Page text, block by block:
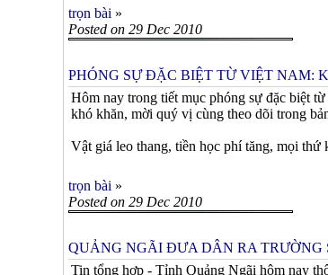
trọn bài »
Posted on 29 Dec 2010
PHÓNG SỰ ĐẶC BIỆT TỪ VIỆT NAM:
Hôm nay trong tiết mục phóng sự đặc biệt
khó khăn, mời quý vị cùng theo dõi trong
Vật giá leo thang, tiền học phí tăng, mọi
trọn bài »
Posted on 29 Dec 2010
QUẢNG NGÃI ĐƯA DÂN RA
Tin tổng hợp - Tỉnh Quảng Ngãi hôm nay